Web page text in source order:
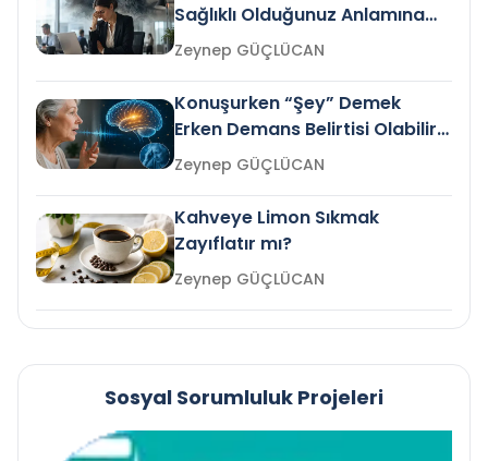
Sağlıklı Olduğunuz Anlamına
Gelir mi?Zeynep GÜÇLÜCAN
Konuşurken “Şey” Demek
Erken Demans Belirtisi Olabilir
mi?
Zeynep GÜÇLÜCAN
Kahveye Limon Sıkmak
Zayıflatır mı?
Zeynep GÜÇLÜCAN
Sosyal Sorumluluk Projeleri